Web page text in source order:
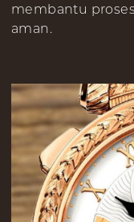
membantu
aman.